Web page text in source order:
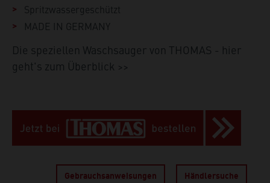
Spritzwassergeschützt
MADE IN GERMANY
Die speziellen Waschsauger von THOMAS - hier
geht's zum Überblick >>
Gebrauchs­anweisungen Händlersuche